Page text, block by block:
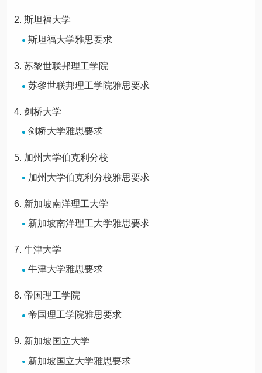
斯坦福大学
斯坦福大学雅思要求
苏黎世联邦理工学院
苏黎世联邦理工学院雅思要求
剑桥大学
剑桥大学雅思要求
加州大学伯克利分校
加州大学伯克利分校雅思要求
新加坡南洋理工大学
新加坡南洋理工大学雅思要求
牛津大学
牛津大学雅思要求
帝国理工学院
帝国理工学院雅思要求
新加坡国立大学
新加坡国立大学雅思要求